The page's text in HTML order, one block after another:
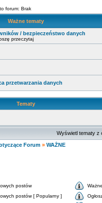
forum: Brak
Ważne tematy
/ bezpieczeństwo danych
przeczytaj
przetwarzania danych
Tematy
Wyświetl tematy z
Forum » WAŻNE
postów
postów [ Popularny ]